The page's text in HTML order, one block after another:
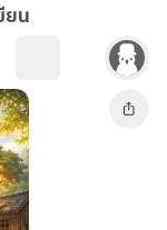
ยน